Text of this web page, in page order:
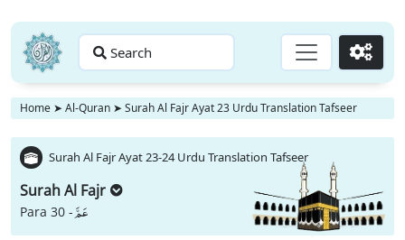
Search Go
Home ➤ Al-Quran ➤ Surah Al Fajr Ayat 23 Urdu Translation Tafseer
Surah Al Fajr Ayat 23-24 Urdu Translation Tafseer
Surah Al Fajr
Para 30 -عَمَّ